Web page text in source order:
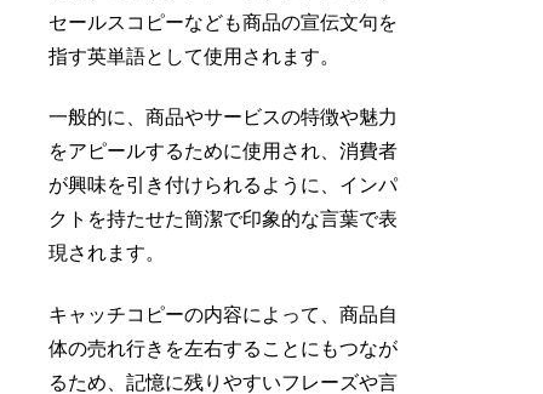
セールスコピーなども商品の宣伝文句を
指す英単語として使用されます。
一般的に、商品やサービスの特徴や魅力
をアピールするために使用され、消費者
が興味を引き付けられるように、インパ
クトを持たせた簡潔で印象的な言葉で表
現されます。
キャッチコピーの内容によって、商品自
体の売れ行きを左右することにもつなが
るため、記憶に残りやすいフレーズや言